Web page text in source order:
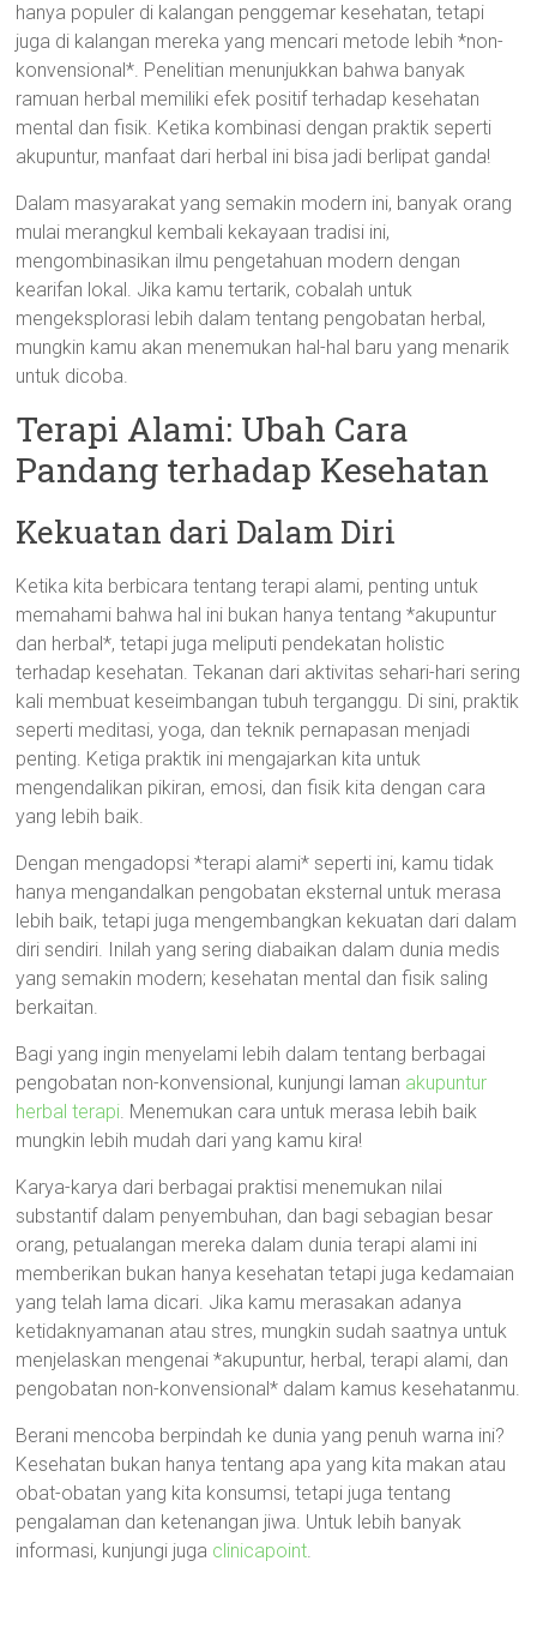
hanya populer di kalangan penggemar kesehatan, tetapi
juga di kalangan mereka yang mencari metode lebih *non-
konvensional*. Penelitian menunjukkan bahwa banyak
ramuan herbal memiliki efek positif terhadap kesehatan
mental dan fisik. Ketika kombinasi dengan praktik seperti
akupuntur, manfaat dari herbal ini bisa jadi berlipat ganda!
Dalam masyarakat yang semakin modern ini, banyak orang
mulai merangkul kembali kekayaan tradisi ini,
mengombinasikan ilmu pengetahuan modern dengan
kearifan lokal. Jika kamu tertarik, cobalah untuk
mengeksplorasi lebih dalam tentang pengobatan herbal,
mungkin kamu akan menemukan hal-hal baru yang menarik
untuk dicoba.
Terapi Alami: Ubah Cara
Pandang terhadap Kesehatan
Kekuatan dari Dalam Diri
Ketika kita berbicara tentang terapi alami, penting untuk
memahami bahwa hal ini bukan hanya tentang *akupuntur
dan herbal*, tetapi juga meliputi pendekatan holistic
terhadap kesehatan. Tekanan dari aktivitas sehari-hari sering
kali membuat keseimbangan tubuh terganggu. Di sini, praktik
seperti meditasi, yoga, dan teknik pernapasan menjadi
penting. Ketiga praktik ini mengajarkan kita untuk
mengendalikan pikiran, emosi, dan fisik kita dengan cara
yang lebih baik.
Dengan mengadopsi *terapi alami* seperti ini, kamu tidak
hanya mengandalkan pengobatan eksternal untuk merasa
lebih baik, tetapi juga mengembangkan kekuatan dari dalam
diri sendiri. Inilah yang sering diabaikan dalam dunia medis
yang semakin modern; kesehatan mental dan fisik saling
berkaitan.
Bagi yang ingin menyelami lebih dalam tentang berbagai
pengobatan non-konvensional, kunjungi laman akupuntur
herbal terapi. Menemukan cara untuk merasa lebih baik
mungkin lebih mudah dari yang kamu kira!
Karya-karya dari berbagai praktisi menemukan nilai
substantif dalam penyembuhan, dan bagi sebagian besar
orang, petualangan mereka dalam dunia terapi alami ini
memberikan bukan hanya kesehatan tetapi juga kedamaian
yang telah lama dicari. Jika kamu merasakan adanya
ketidaknyamanan atau stres, mungkin sudah saatnya untuk
menjelaskan mengenai *akupuntur, herbal, terapi alami, dan
pengobatan non-konvensional* dalam kamus kesehatanmu.
Berani mencoba berpindah ke dunia yang penuh warna ini?
Kesehatan bukan hanya tentang apa yang kita makan atau
obat-obatan yang kita konsumsi, tetapi juga tentang
pengalaman dan ketenangan jiwa. Untuk lebih banyak
informasi, kunjungi juga clinicapoint.